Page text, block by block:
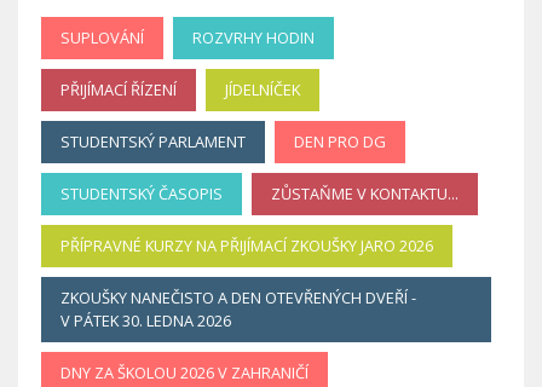
SUPLOVÁNÍ ROZVRHY HODIN
PŘIJÍMACÍ ŘÍZENÍ JÍDELNÍČEK
STUDENTSKÝ PARLAMENT DEN PRO DG
STUDENTSKÝ ČASOPIS ZŮSTAŇME V KONTAKTU...
PŘÍPRAVNÉ KURZY NA PŘIJÍMACÍ ZKOUŠKY JARO 2026
ZKOUŠKY NANEČISTO A DEN OTEVŘENÝCH DVEŘÍ -
V PÁTEK 30. LEDNA 2026
DNY ZA ŠKOLOU 2026 V ZAHRANIČÍ